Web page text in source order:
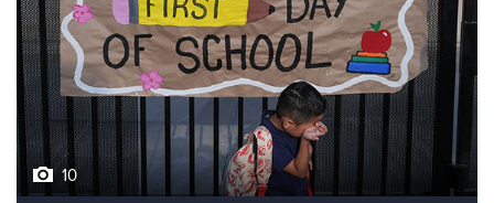
10
Фотохроника 7 августа